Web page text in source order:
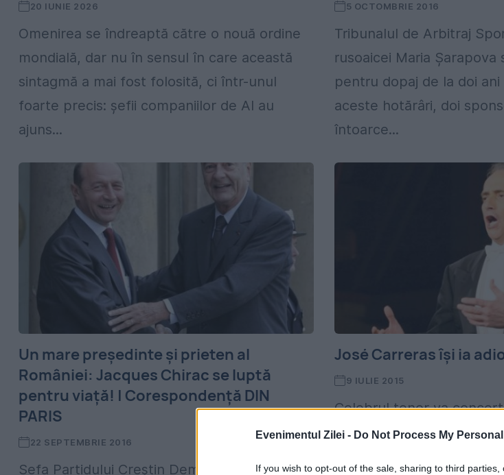
Evenimentul Zilei - Do Not Process My
If you wish to opt-out of the sale, sharing to third
20 IUNIE 2026
Omenirea se îndreaptă către o nouă ordine
mondială, dar nu în sensul în care această
sintagmă a mai fost folosită, ci într-unul
foarte precis: șefii companiilor de AI au
ajuns...
5 OCTOMBRIE 2016
Tribunalul de Arbitraj
rusoaicei Maria Șarapova
pentru dopaj de la doi ani
aceste hotărâri, doi
întoarce...
Un mare președinte și prieten al
României: Jacques Chirac se luptă
pentru viață! | Corespondență DIN
PARIS
22 SEPTEMBRIE 2016
Șefa Partidului Creștin Democrat din Franța,
José Carreras își ia
9 IULIE 2015
Celebrul tenor va
doar câteva zile înainte de